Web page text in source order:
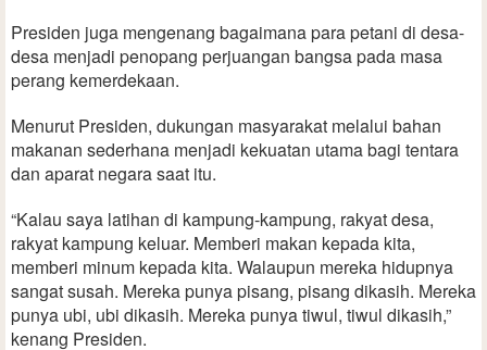
Presiden juga mengenang bagaimana para petani di desa-
desa menjadi penopang perjuangan bangsa pada masa
perang kemerdekaan.
Menurut Presiden, dukungan masyarakat melalui bahan
makanan sederhana menjadi kekuatan utama bagi tentara
dan aparat negara saat itu.
“Kalau saya latihan di kampung-kampung, rakyat desa,
rakyat kampung keluar. Memberi makan kepada kita,
memberi minum kepada kita. Walaupun mereka hidupnya
sangat susah. Mereka punya pisang, pisang dikasih. Mereka
punya ubi, ubi dikasih. Mereka punya tiwul, tiwul dikasih,”
kenang Presiden.